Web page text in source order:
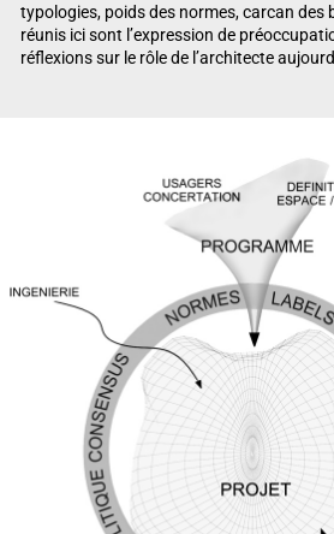
typologies, poids des normes, carcan des
réunis ici sont l’expression de
réflexions sur le rôle de l’architecte